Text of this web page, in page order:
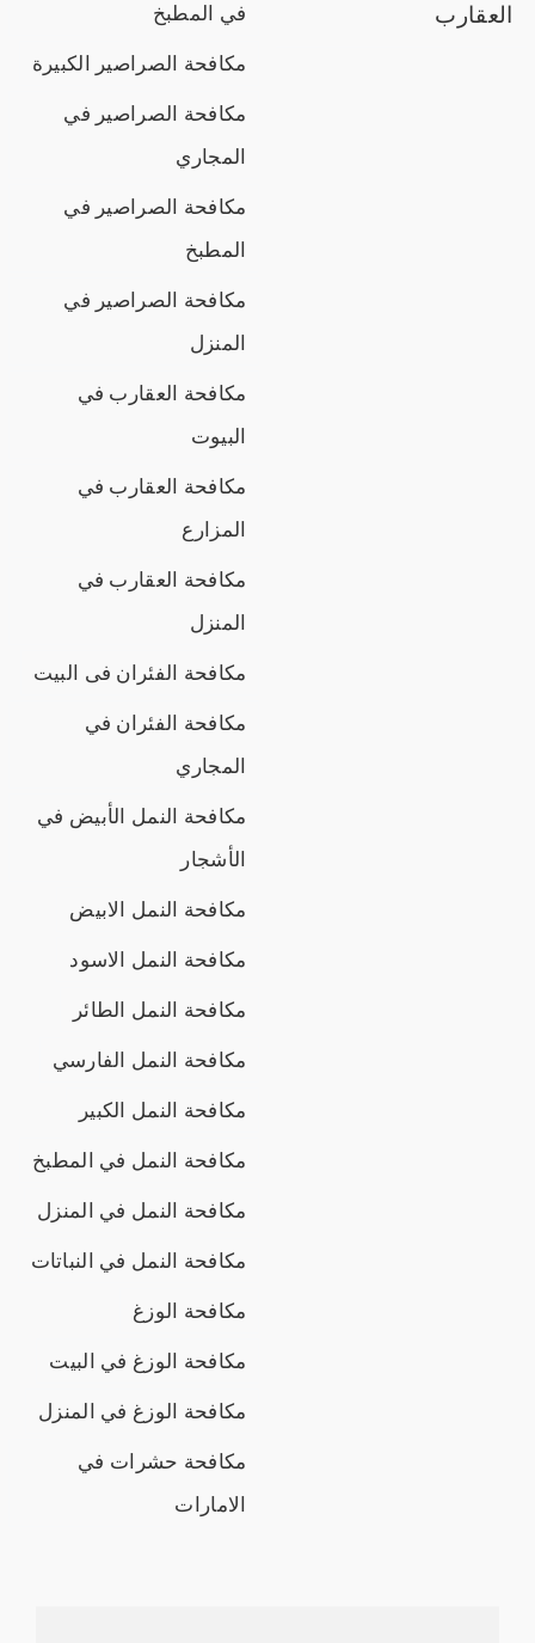
العقارب
في المطبخ
مكافحة الصراصير الكبيرة
مكافحة الصراصير في
المجاري
مكافحة الصراصير في
المطبخ
مكافحة الصراصير في
المنزل
مكافحة العقارب في
البيوت
مكافحة العقارب في
المزارع
مكافحة العقارب في
المنزل
مكافحة الفئران فى البيت
مكافحة الفئران في
المجاري
مكافحة النمل الأبيض في
الأشجار
مكافحة النمل الابيض
مكافحة النمل الاسود
مكافحة النمل الطائر
مكافحة النمل الفارسي
مكافحة النمل الكبير
مكافحة النمل في المطبخ
مكافحة النمل في المنزل
مكافحة النمل في النباتات
مكافحة الوزغ
مكافحة الوزغ في البيت
مكافحة الوزغ في المنزل
مكافحة حشرات في
الامارات